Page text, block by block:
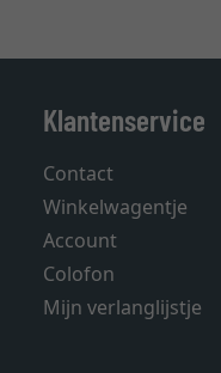
Klantenservice
Contact
Winkelwagentje
Account
Colofon
Mijn verlanglijstje